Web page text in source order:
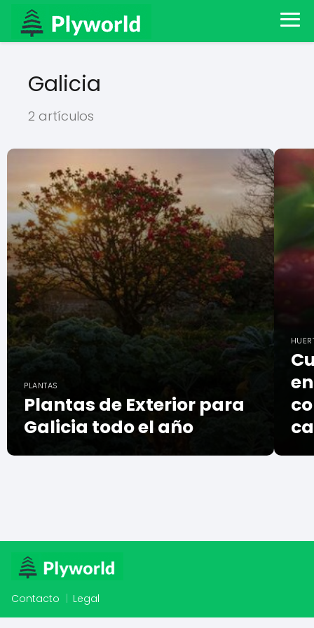
Galicia
2 artículos
PLANTAS
Plantas de Exterior para
Galicia todo el año
Contacto Legal